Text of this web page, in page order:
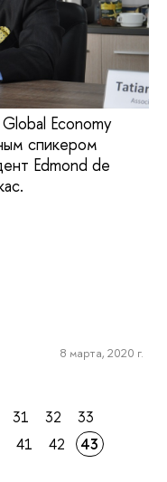
Economy
спикером
Edmond de
8 марта, 2020 г.
31 32
33
41 42
43